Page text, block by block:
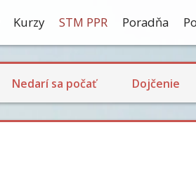
Kurzy STM PPR Poradňa
Nedarí sa počať Dojčenie